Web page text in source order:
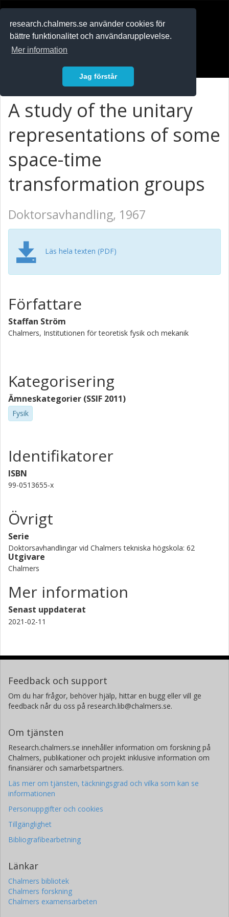
research.chalmers.se använder cookies för
bättre funktionalitet och användarupplevelse.
Mer information
Jag förstår
A study of the unitary
representations of some
space-time
transformation groups
Doktorsavhandling, 1967
Läs hela texten (PDF)
Författare
Staffan Ström
Chalmers, Institutionen för teoretisk fysik och mekanik
Kategorisering
Ämneskategorier (SSIF 2011)
Fysik
Identifikatorer
ISBN
99-0513655-x
Övrigt
Serie
Doktorsavhandlingar vid Chalmers tekniska högskola: 62
Utgivare
Chalmers
Mer information
Senast uppdaterat
2021-02-11
Feedback och support
Om du har frågor, behöver hjälp, hittar en bugg eller vill ge
feedback når du oss på research.lib@chalmers.se.
Om tjänsten
Research.chalmers.se innehåller information om forskning på
Chalmers, publikationer och projekt inklusive information om
finansiärer och samarbetspartners.
Läs mer om tjänsten, täckningsgrad och vilka som kan se
informationen
Personuppgifter och cookies
Tillgänglighet
Bibliografibearbetning
Länkar
Chalmers bibliotek
Chalmers forskning
Chalmers examensarbeten